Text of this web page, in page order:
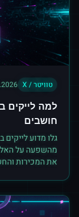
טוויטר / X
חושבים
מהשפעה על
את המכירות